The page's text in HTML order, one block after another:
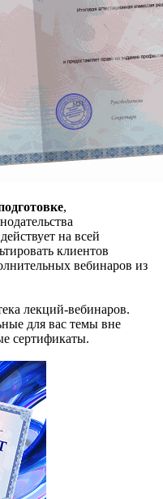
,
на всей
клиентов
вебинаров из
лекций-вебинаров.
для вас темы вне
сертификаты.